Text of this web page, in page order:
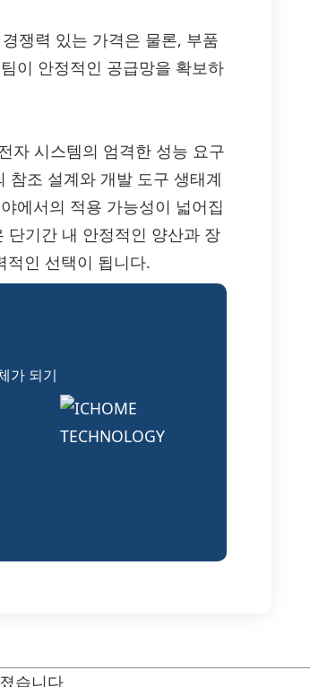
쟁력 있는 가격은 물론, 부품
이 안정적인 공급망을 확보하
자 시스템의 엄격한 성능 요구
참조 설계와 개발 도구 생태계
에서의 적용 가능성이 넓어집
단기간 내 안정적인 양산과 장
적인 선택이 됩니다.
가 되기
습니다